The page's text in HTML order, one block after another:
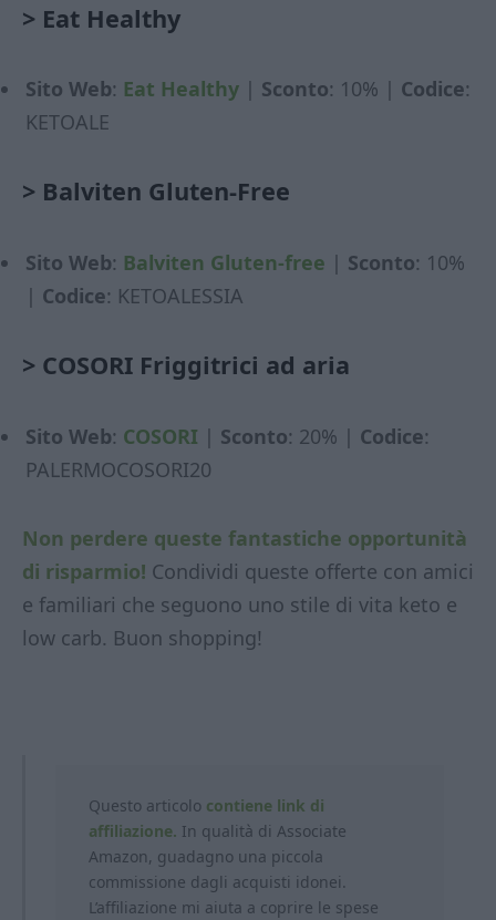
> Eat Healthy
Sito Web: Eat Healthy | Sconto: 10% | Codice:
KETOALE
> Balviten Gluten-Free
Sito Web: Balviten Gluten-free | Sconto: 10%
| Codice: KETOALESSIA
> COSORI Friggitrici ad aria
Sito Web: COSORI | Sconto: 20% | Codice:
PALERMOCOSORI20
Non perdere queste fantastiche opportunità
di risparmio! Condividi queste offerte con amici
e familiari che seguono uno stile di vita keto e
low carb. Buon shopping!
Questo articolo contiene link di
affiliazione. In qualità di Associate
Amazon, guadagno una piccola
commissione dagli acquisti idonei.
L’affiliazione mi aiuta a coprire le spese